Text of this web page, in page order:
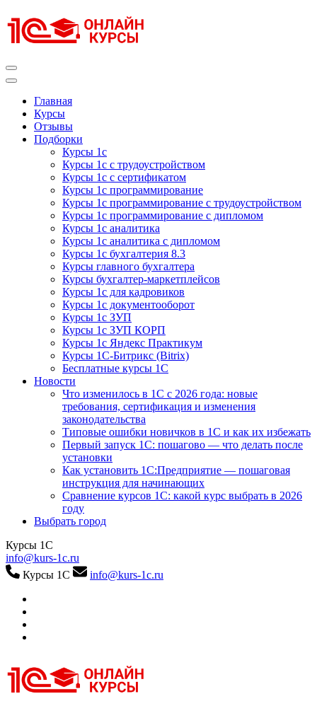
к
содержимому
Главная
Курсы
Отзывы
Подборки
Курсы 1с
Курсы 1с с трудоустройством
Курсы 1с с сертификатом
Курсы 1с программирование
Курсы 1с программирование с трудоустройством
Курсы 1с программирование с дипломом
Курсы 1с аналитика
Курсы 1с аналитика с дипломом
Курсы 1с бухгалтерия 8.3
Курсы главного бухгалтера
Курсы бухгалтер-маркетплейсов
Курсы 1с для кадровиков
Курсы 1с документооборот
Курсы 1с ЗУП
Курсы 1с ЗУП КОРП
Курсы 1с Яндекс Практикум
Курсы 1С-Битрикс (Bitrix)
Бесплатные курсы 1С
Новости
Что изменилось в 1С с 2026 года: новые
требования, сертификация и изменения
законодательства
Типовые ошибки новичков в 1С и как их избежать
Первый запуск 1С: пошагово — что делать после
установки
Как установить 1С:Предприятие — пошаговая
инструкция для начинающих
Сравнение курсов 1С: какой курс выбрать в 2026
году
Выбрать город
Курсы 1С
info@kurs-1c.ru
Курсы 1С
info@kurs-1c.ru